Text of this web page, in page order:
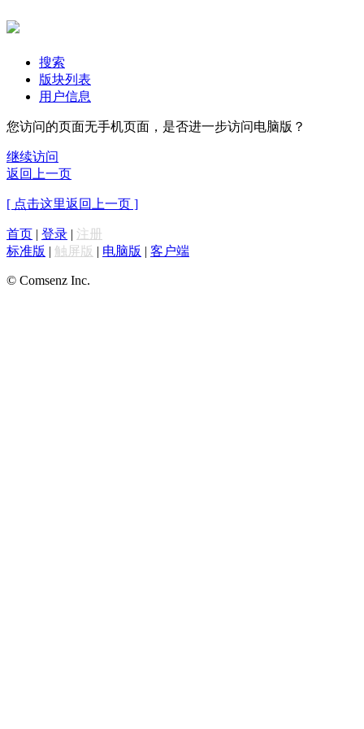
搜索
版块列表
用户信息
您访问的页面无手机页面，是否进一步访问电脑版？
继续访问
返回上一页
[ 点击这里返回上一页 ]
首页 | 登录 | 注册
标准版 | 触屏版 | 电脑版 | 客户端
© Comsenz Inc.